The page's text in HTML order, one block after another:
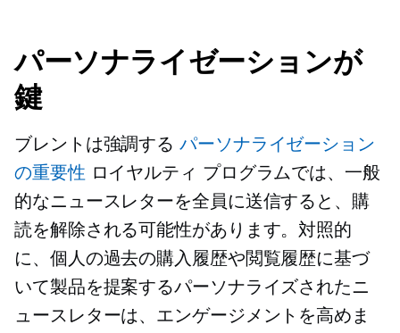
パーソナライゼーションが
鍵
ブレントは強調する パーソナライゼーション
の重要性 ロイヤルティ プログラムでは、一般
的なニュースレターを全員に送信すると、購
読を解除される可能性があります。対照的
に、個人の過去の購入履歴や閲覧履歴に基づ
いて製品を提案するパーソナライズされたニ
ュースレターは、エンゲージメントを高めま